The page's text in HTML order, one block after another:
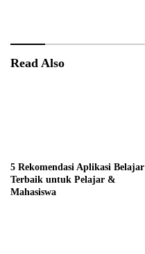
Read Also
5 Rekomendasi Aplikasi Belajar
Terbaik untuk Pelajar &
Mahasiswa